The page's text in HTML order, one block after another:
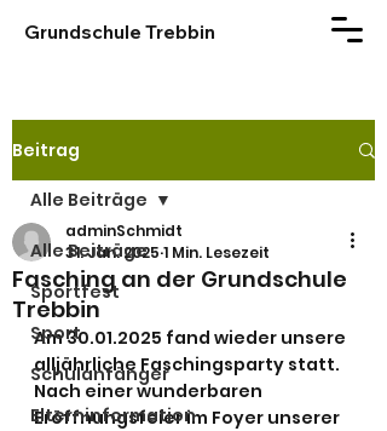
Grundschule Trebbin
Beitrag
Alle Beiträge
Sportfest
Sport
Schulanfänger
Elterninformation
Alle Beiträge
Fasching an der Grundschule
Trebbin
adminSchmidt
31. Jan. 2025 1 Min. Lesezeit
Am 30.01.2025 fand wieder unsere
alljährliche Faschingsparty statt.
Nach einer wunderbaren
Eröffnungsfeier im Foyer unserer